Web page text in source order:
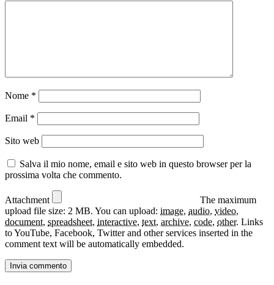
Nome *
Email *
Sito web
Salva il mio nome, email e sito web in questo browser per la
prossima volta che commento.
Attachment
The maximum
upload file size: 2 MB. You can upload: image, audio, video,
document, spreadsheet, interactive, text, archive, code, other. Links
to YouTube, Facebook, Twitter and other services inserted in the
comment text will be automatically embedded.